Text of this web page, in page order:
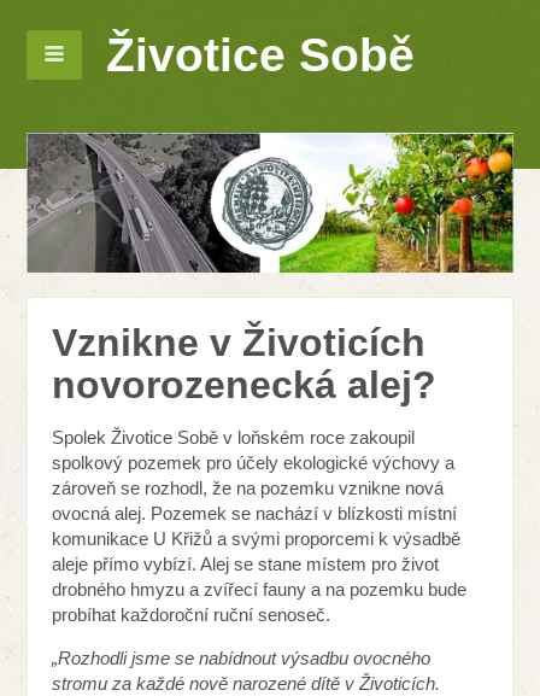
Životice Sobě
Vznikne v Životicích
novorozenecká alej?
Spolek Životice Sobě v loňském roce zakoupil
spolkový pozemek pro účely ekologické výchovy a
zároveň se rozhodl, že na pozemku vznikne nová
ovocná alej. Pozemek se nachází v blízkosti místní
komunikace U Křižů a svými proporcemi k výsadbě
aleje přímo vybízí. Alej se stane místem pro život
drobného hmyzu a zvířecí fauny a na pozemku bude
probíhat každoroční ruční senoseč.
„Rozhodli jsme se nabídnout výsadbu ovocného
stromu za každé nově narozené dítě v Životicích.